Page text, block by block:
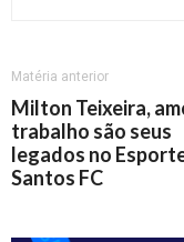
Matéria anterior
Milton Teixeira,
trabalho são seus
legados no
Santos FC